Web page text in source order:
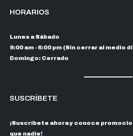
HORARIOS
Lunes a Sábado
9:00 am - 6:00 pm (Sin cerrar al medio
Domingo: Cerrado
SUSCRÍBETE
¡Suscríbete ahora y conoce
que nadie!